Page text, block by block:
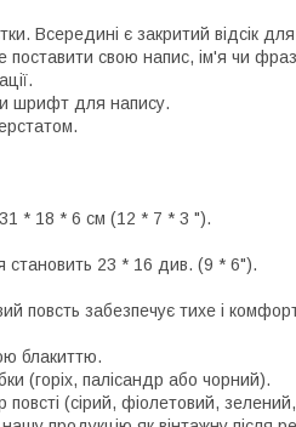
Всередині є закритий відсік
поставити свою напис, ім'я чи
шрифт для напису.
31 * 18 * 6 см (12 * 7 * 3 ").
становить 23 * 16 див. (9 * 6").
повсть забезпечує тихе і
блакиттю.
(горіх, палісандр або чорний).
(сірий, фіолетовий,